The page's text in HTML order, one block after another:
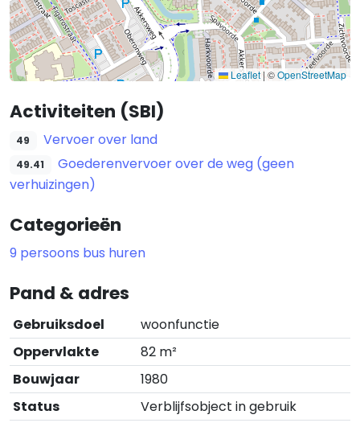
Leaflet | ©OpenStreetMap
Activiteiten (SBI)
49 Vervoer over land
49.41
Goederenvervoer over de weg (geen
verhuizingen)
Categorieën
9 persoons bus huren
Pand & adres
Gebruiksdoel
woonfunctie
Oppervlakte
82 m²
Bouwjaar
1980
Status
Verblijfsobject in gebruik